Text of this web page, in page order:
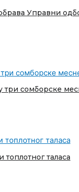
Управни
сомборске
топлотног таласа